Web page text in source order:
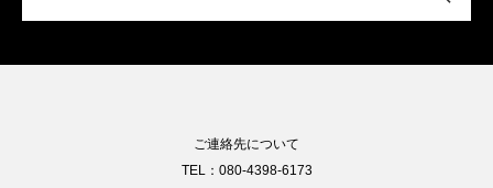
ご連絡先について
TEL：080-4398-6173